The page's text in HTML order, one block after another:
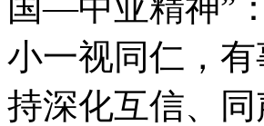
小一视同仁，
持深化互信、